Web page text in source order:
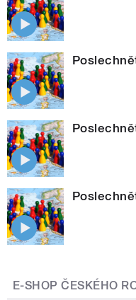
E-SHOP ČESKÉHO